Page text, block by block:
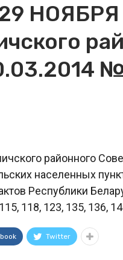
НОЯБРЯ
районного
населенных
Республики
118, 123, 135, 136,
Twitter